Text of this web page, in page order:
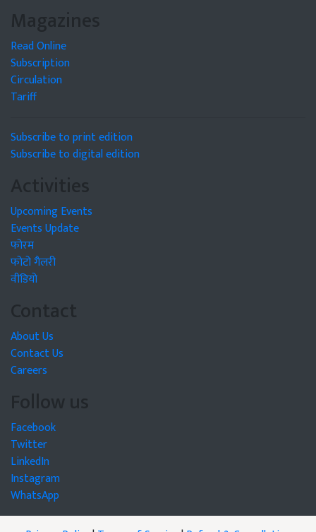
Magazines
Read Online
Subscription
Circulation
Tariff
Subscribe to print edition
Subscribe to digital edition
Activities
Upcoming Events
Events Update
फोरम
फोटो गैलरी
वीडियो
Contact
About Us
Contact Us
Careers
Follow us
Facebook
Twitter
LinkedIn
Instagram
WhatsApp